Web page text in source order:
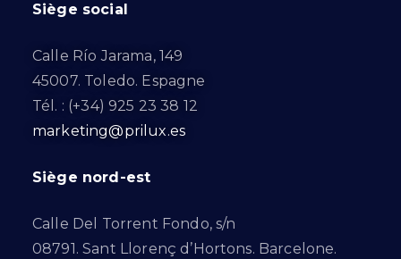
Siège social
Calle Río Jarama, 149
45007. Toledo. Espagne
Tél. : (+34) 925 23 38 12
marketing@prilux.es
Siège nord-est
Calle Del Torrent Fondo, s/n
08791. Sant Llorenç d’Hortons. Barcelone.